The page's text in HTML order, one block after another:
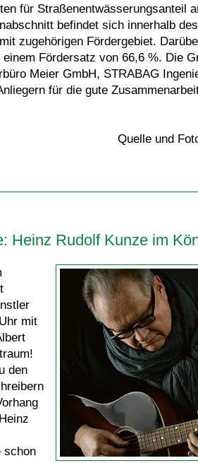
für Straßenentwässerungsanteil
befindet sich innerhalb
zugehörigen Fördergebiet.
Fördersatz von 66,6 %. Die
Meier GmbH, STRABAG
für die gute
Quelle und
Heinz Rudolf Kunze im
mit
den
schon